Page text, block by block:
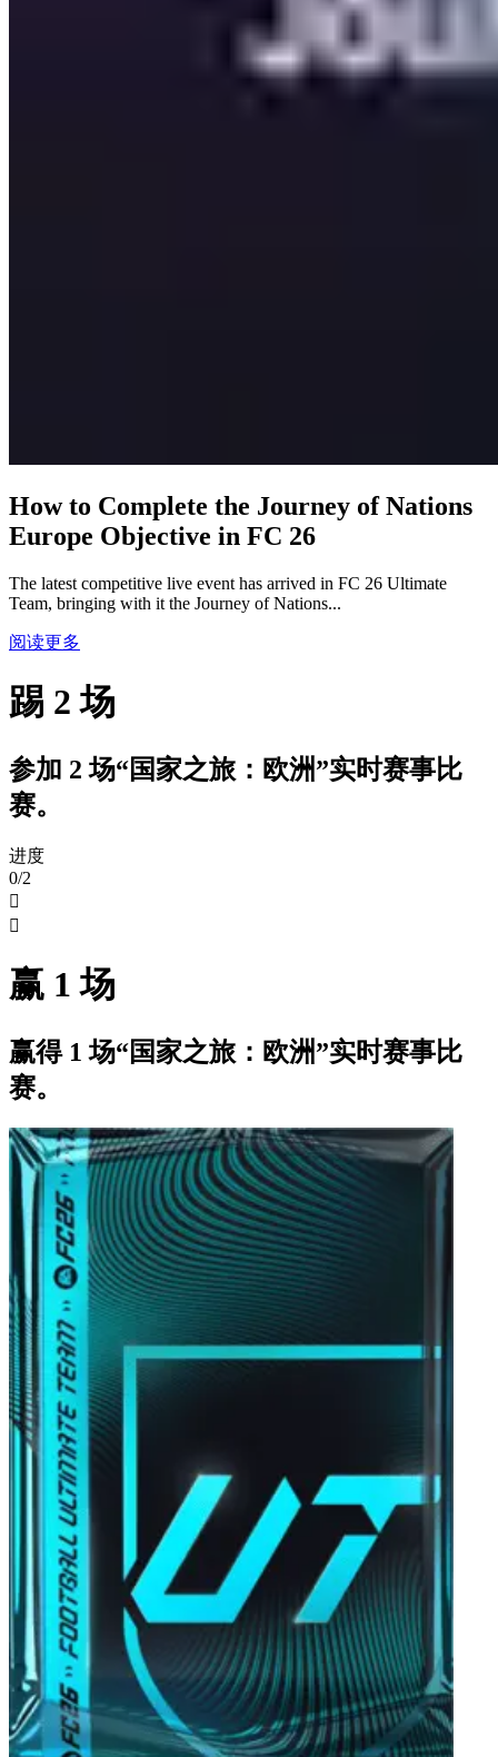
How to Complete the Journey of Nations
Europe Objective in FC 26
The latest competitive live event has arrived in FC 26 Ultimate
Team, bringing with it the Journey of Nations...
阅读更多
踢 2 场
参加 2 场“国家之旅：欧洲”实时赛事比
赛。
进度
0/2


赢 1 场
赢得 1 场“国家之旅：欧洲”实时赛事比
赛。